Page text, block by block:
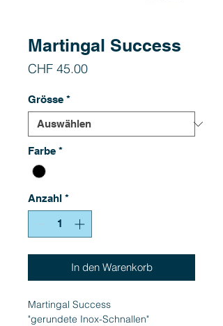
Martingal Success
CHF 45.00Preis
Grösse *
Farbe *
Anzahl *
In den Warenkorb
Martingal Success
"gerundete Inox-Schnallen"